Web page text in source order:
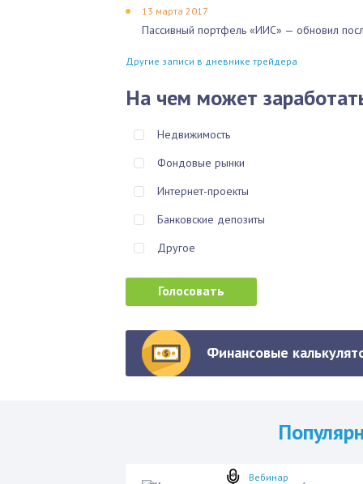
13 марта 2017
Пассивный портфель «ИИС» — обновил
Другие записи в дневнике трейдера
На чем может
Недвижимость
Фондовые рынки
Интернет-проекты
Банковские депозиты
Другое
Финансовые
Вебинар